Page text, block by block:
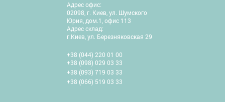
Адрес офис:
02098, г. Киев, ул. Шумского
Юрия, дом.1, офис 113
Адрес склад:
г.Киев, ул. Березняковская 29
+38 (044) 220 01 00
+38 (098) 029 03 33
+38 (093) 719 03 33
+38 (066) 519 03 33